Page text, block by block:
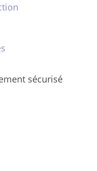
sécurisé